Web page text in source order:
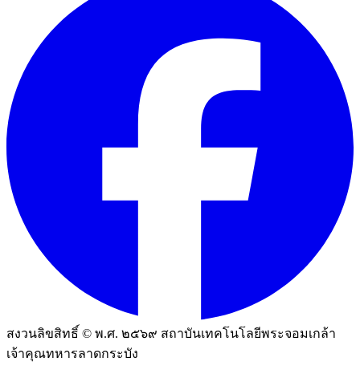
สงวนลิขสิทธิ์ © พ.ศ. ๒๕๖๙ สถาบันเทคโนโลยีพระจอมเกล้า
เจ้าคุณทหารลาดกระบัง